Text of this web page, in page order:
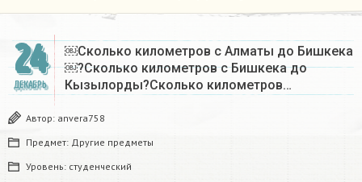
24
ДЕКАБРЬ
￼Сколько километров с Алматы до Бишкека
￼?Сколько километров с Бишкека до
Кызылорды?Сколько километров…
Автор: anvera758
Предмет: Другие предметы
Уровень: студенческий